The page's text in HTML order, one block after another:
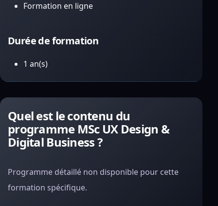
Formation en ligne
Durée de formation
1 an(s)
Quel est le contenu du
programme MSc UX Design &
Digital Business ?
Programme détaillé non disponible pour cette
formation spécifique.